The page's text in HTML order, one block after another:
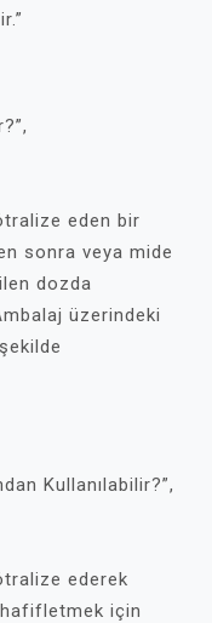
eden bir
sonra veya mide
dozda
üzerindeki
Kullanılabilir?”,
ederek
hafifletmek için